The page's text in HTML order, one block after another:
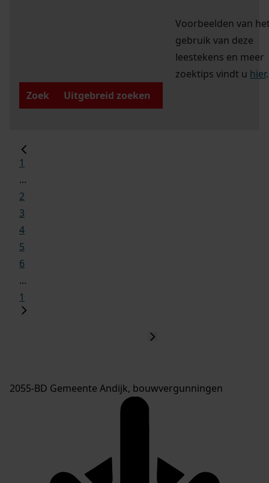
Voorbeelden van
gebruik van deze
leestekens en meer
zoektips vindt u hier.
Zoek
Uitgebreid zoeken
1
...
2
3
4
5
6
...
1
2055-BD Gemeente Andijk, bouwvergunningen